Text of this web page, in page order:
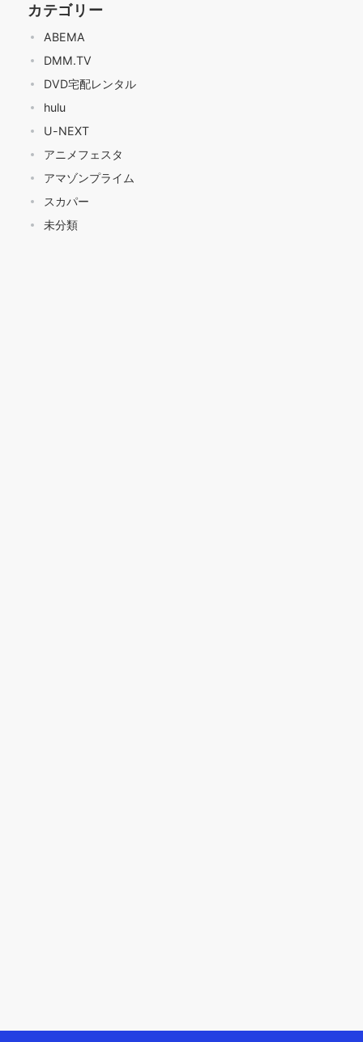
カテゴリー
ABEMA
DMM.TV
DVD宅配レンタル
hulu
U-NEXT
アニメフェスタ
アマゾンプライム
スカパー
未分類